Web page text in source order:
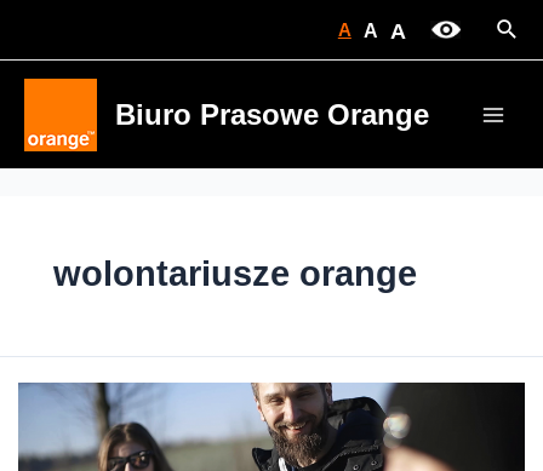
A A A
Biuro Prasowe Orange
wolontariusze orange